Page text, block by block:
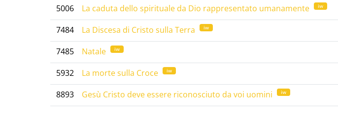
5006
La caduta dello spirituale da Dio rappresentato umanamente iw
7484
La Discesa di Cristo sulla Terra iw
7485
Natale iw
5932
La morte sulla Croce iw
8893
Gesù Cristo deve essere riconosciuto da voi uomini iw